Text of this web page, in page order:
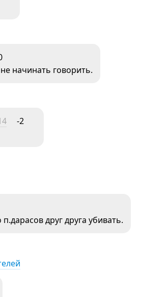
начинать говорить.
-2
друг друга убивать.